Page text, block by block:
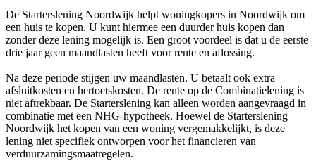
De Starterslening Noordwijk helpt woningkopers in Noordwijk om
een huis te kopen. U kunt hiermee een duurder huis kopen dan
zonder deze lening mogelijk is. Een groot voordeel is dat u de eerste
drie jaar geen maandlasten heeft voor rente en aflossing.
Na deze periode stijgen uw maandlasten. U betaalt ook extra
afsluitkosten en hertoetskosten. De rente op de Combinatielening is
niet aftrekbaar. De Starterslening kan alleen worden aangevraagd in
combinatie met een NHG-hypotheek. Hoewel de Starterslening
Noordwijk het kopen van een woning vergemakkelijkt, is deze
lening niet specifiek ontworpen voor het financieren van
verduurzamingsmaatregelen.